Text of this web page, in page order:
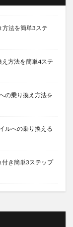
方法を簡単3ステ
え方法を簡単4ステ
の乗り換え方法を
ルへの乗り換える
付き簡単3ステップ